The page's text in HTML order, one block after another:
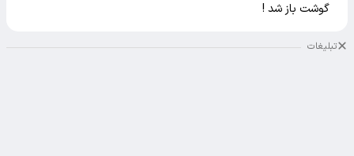
گوشت باز شد !
تبلیغات